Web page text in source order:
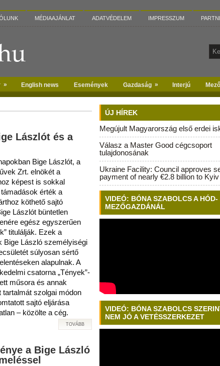
MÉDIAAJÁNLAT ADATVÉDELEM IMPRESSZUM
» English news Események Gazdaság » Interjú
Lászlót és a
Bige Lászlót, a
Zrt. elnökét a
képest is sokkal
érték a
köthető sajtó
Lászlót büntetlen
egész egyszerűen
titulálják. Ezek a
Bige László személyiségi
súlyosan sértő
alapulnak. A
csatorna „Tények”-
műsora és annak
tartalmát szolgai módon
sajtó eljárása
– közölte a cég.
TOVÁBB
a Bige László
ÚJ HÍREK
Megújult Magyarország első erdei
Válasz a Master Good cégcsoport
tulajdonosának
Ukraine Facility: Council approves
payment of nearly €2.8 billion to Kyiv
VIDEÓ: BÓNA SZABOLCS A HÓD-
MEZŐGAZDÁNÁL
VIDEÓ: BÓNA SZABOLCS
NEM JÓ A VETÉSSZERKEZET